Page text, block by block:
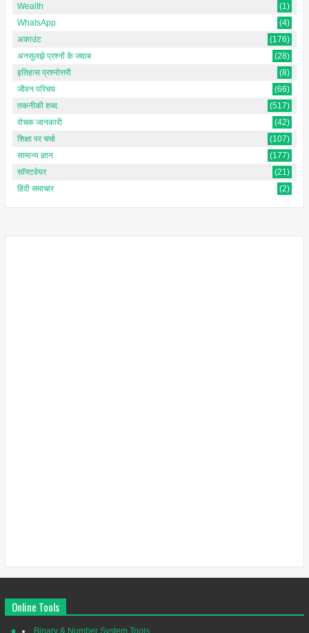
Wealth
(1)
WhatsApp
(4)
अकाउंट
(176)
अनसुलझे प्रश्नों के जवाब
(28)
इतिहास प्रश्नोत्तरी
(8)
जीवन परिचय
(66)
तकनीकी शब्द
(517)
रोचक जानकारी
(42)
शिक्षा पर चर्चा
(107)
सामान्य ज्ञान
(177)
सॉफ्टवेयर
(21)
हिंदी समाचार
(2)
Online Tools
Binary & Number System Tools